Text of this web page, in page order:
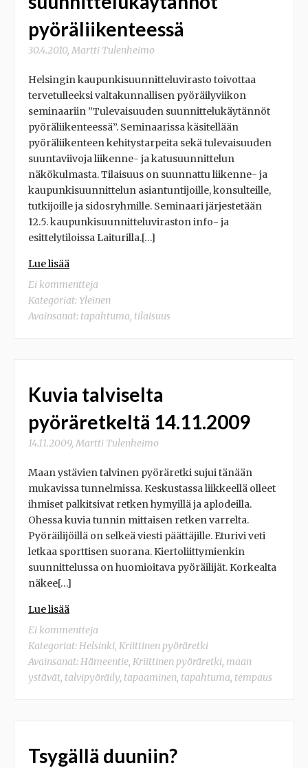
pyöräliikenteessä
30.4.2010, Martti Tulenheimo
Helsingin kaupunkisuunnitteluvirasto toivottaa
tervetulleeksi valtakunnallisen pyöräilyviikon
seminaariin ”Tulevaisuuden suunnittelukäytännöt
pyöräliikenteessä”. Seminaarissa käsitellään
pyöräliikenteen kehitystarpeita sekä tulevaisuuden
suuntaviivoja liikenne- ja katusuunnittelun
näkökulmasta. Tilaisuus on suunnattu liikenne- ja
kaupunkisuunnittelun asiantuntijoille, konsulteille,
tutkijoille ja sidosryhmille. Seminaari järjestetään
12.5. kaupunkisuunnitteluviraston info- ja
esittelytiloissa Laiturilla.[…]
Lue lisää
Ei kommentteja
Kategoriat: Yleinen
Avainsanat: tapahtuma, tilaisuus
Kuvia talviselta
pyöräretkeltä 14.11.2009
14.11.2009, Martti Tulenheimo
Maan ystävien talvinen pyöräretki sujui tänään
mukavissa tunnelmissa. Keskustassa liikkeellä olleet
ihmiset palkitsivat retken hymyillä ja aplodeilla.
Ohessa kuvia tunnin mittaisen retken varrelta.
Pyöräilijöillä on selkeä viesti päättäjille. Eturivi veti
letkaa sporttisen suorana. Kiertoliittymienkin
suunnittelussa on huomioitava pyöräilijät. Korkealta
näkee[…]
Lue lisää
Ei kommentteja
Kategoriat:Helsinki, Kriittinen pyöräretki
Avainsanat:Hämeentie, Kriittinen pyöräretki, maan
ystävät, talvipyöräily, tapaaminen, tapahtuma, tempaus
Tsygällä duuniin?